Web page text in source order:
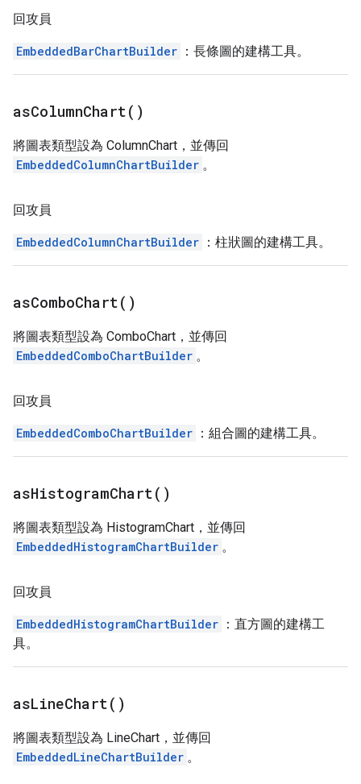
回攻員
EmbeddedBarChartBuilder ：長條圖的建構工具。
asColumnChart( )
將圖表類型設為 ColumnChart，並傳回
EmbeddedColumnChartBuilder 。
回攻員
EmbeddedColumnChartBuilder ：柱狀圖的建構工具。
asComboChart( )
將圖表類型設為 ComboChart，並傳回
EmbeddedComboChartBuilder 。
回攻員
EmbeddedComboChartBuilder ：組合圖的建構工具。
asHistogramChart( )
將圖表類型設為 HistogramChart，並傳回
EmbeddedHistogramChartBuilder 。
回攻員
EmbeddedHistogramChartBuilder ：直方圖的建構工
具。
asLineChart( )
將圖表類型設為 LineChart，並傳回
EmbeddedLineChartBuilder 。